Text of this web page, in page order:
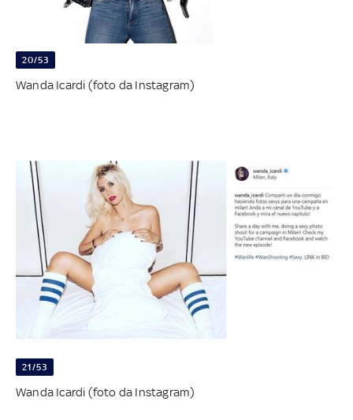
20/53
Wanda Icardi (foto da Instagram)
21/53
Wanda Icardi (foto da Instagram)